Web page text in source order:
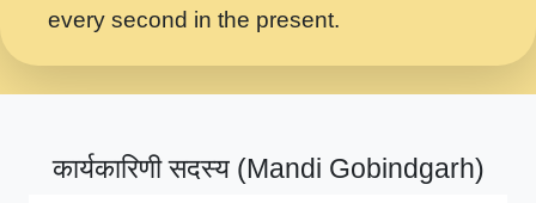
सख भ मझ पयर ह दख भ मझ पयर ह!छड म कस दत
सपरहट भजन 2021 - तर अखय ह जद भर बहर ज म
सपरहट शयम भजन - जय जय शयम जय जय शयम
every second in the present.
कार्यकारिणी सदस्य (Mandi Gobindgarh)